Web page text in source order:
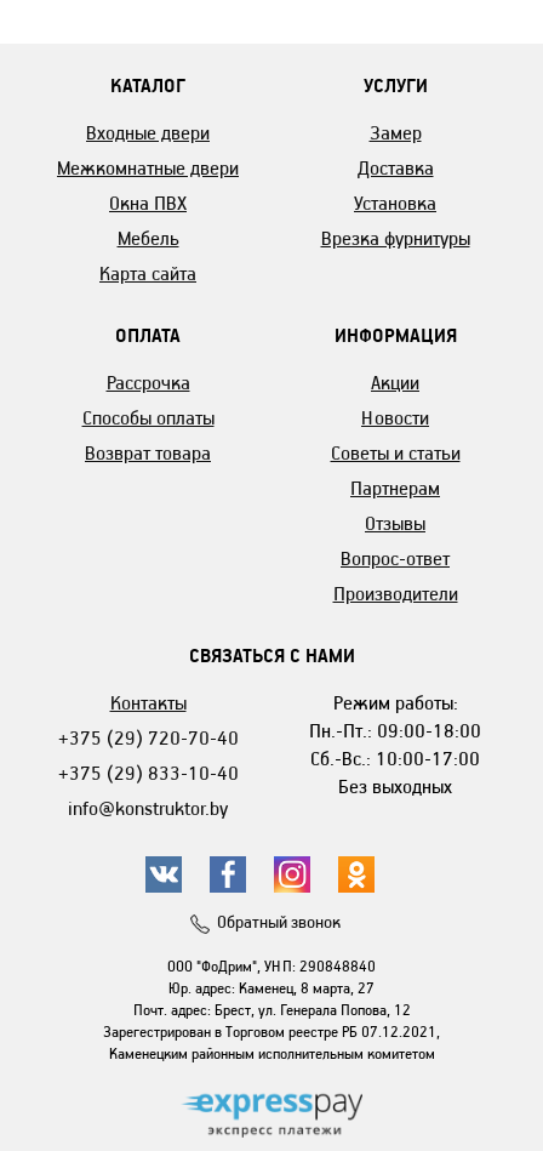
КАТАЛОГ
Входные двери
Межкомнатные двери
Окна ПВХ
Мебель
Карта сайта
УСЛУГИ
Замер
Доставка
Установка
Врезка фурнитуры
ОПЛАТА
Рассрочка
Способы оплаты
Возврат товара
ИНФОРМАЦИЯ
Акции
Новости
Советы и статьи
Партнерам
Отзывы
Вопрос-ответ
Производители
СВЯЗАТЬСЯ С НАМИ
Контакты
+375 (29) 720-70-40
+375 (29) 833-10-40
info@konstruktor.by
Режим работы:
Пн.-Пт.: 09:00-18:00
Сб.-Вс.: 10:00-17:00
Без выходных
Обратный звонок
ООО "ФоДрим", УНП: 290848840
Юр. адрес: Каменец, 8 марта, 27
Почт. адрес: Брест, ул. Генерала Попова, 12
Зарегестрирован в Торговом реестре РБ 07.12.2021,
Каменецким районным исполнительным комитетом